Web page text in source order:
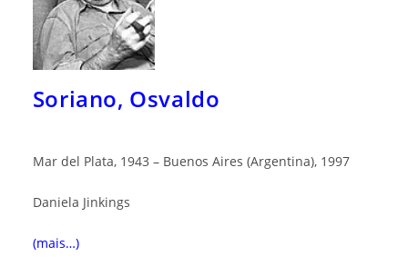
Soriano, Osvaldo
Mar del Plata, 1943 – Buenos Aires (Argentina), 1997
Daniela Jinkings
(mais…)